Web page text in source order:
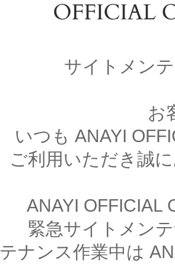
サイトメン
お
いつも ANAYI
ご利用いただき誠
ANAYI OFFICIAL
緊急サイトメン
ナンス作業中は